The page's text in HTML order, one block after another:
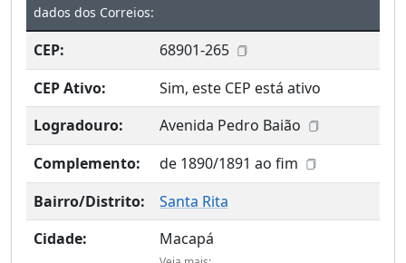
dados dos Correios:
CEP:
68901-265
CEP Ativo:
Sim, este CEP está ativo
Logradouro:
Avenida Pedro Baião
Complemento:
de 1890/1891 ao fim
Bairro/Distrito:
Santa Rita
Cidade:
Macapá